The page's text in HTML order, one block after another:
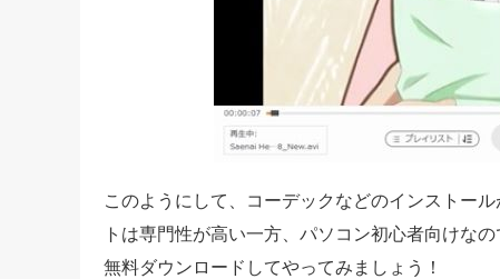
このようにして、コーデックなどのインストー
トは専門性が高い一方、パソコン初心者向けな
無料ダウンロードしてやってみましょう！